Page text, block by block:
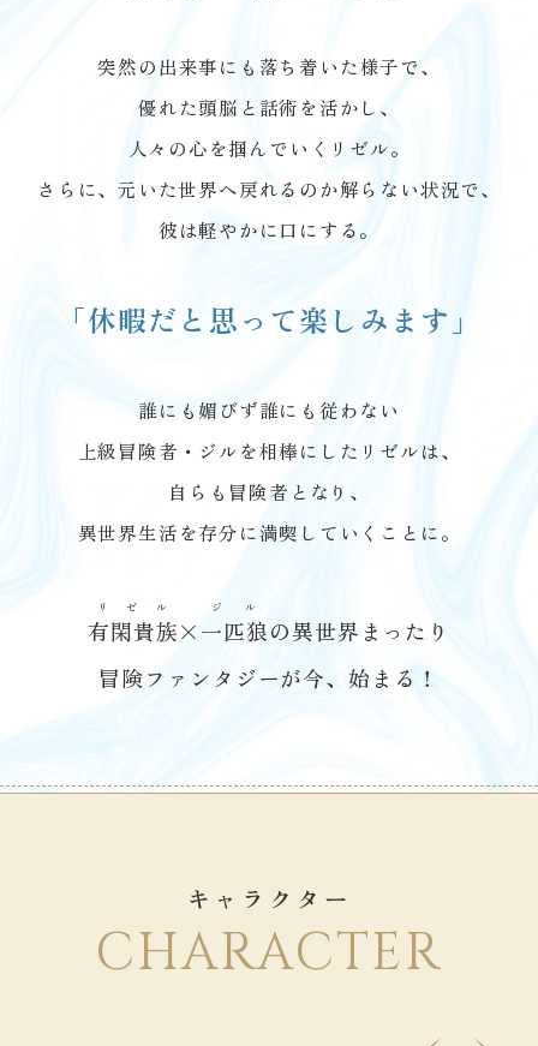
突然の出来事にも落ち着いた様子で、
優れた頭脳と話術を活かし、
人々の心を掴んでいくリゼル。
さらに、元いた世界へ戻れるのか解らない状況で、
彼は軽やかに口にする。
「休暇だと思って楽しみます」
誰にも媚びず誰にも従わない
上級冒険者・ジルを相棒にしたリゼルは、
自らも冒険者となり、
異世界生活を存分に満喫していくことに。
有閑貴族
リゼル
×一匹狼
ジル
の異世界まったり
冒険ファンタジーが今、始まる！
キャラクター
CHARACTER